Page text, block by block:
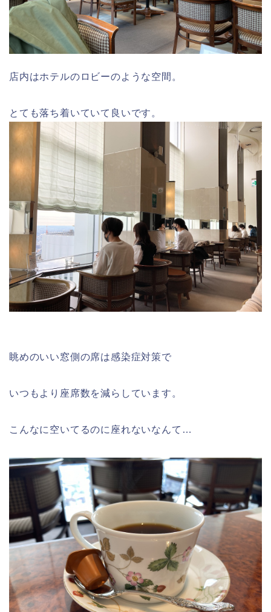
店内はホテルのロビーのような空間。
とても落ち着いていて良いです。
眺めのいい窓側の席は感染症対策で
いつもより座席数を減らしています。
こんなに空いてるのに座れないなんて…